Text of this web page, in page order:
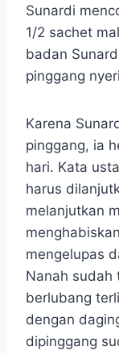
Sunardi
1/2 sachet
badan
pinggang
Karena
pinggang, ia
hari. Kata
harus
melanjutkan
mengelupas
Nanah sudah
berlubang
dengan
dipinggang